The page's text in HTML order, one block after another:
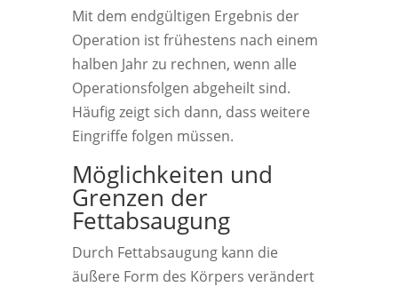
Mit dem endgültigen Ergebnis der
Operation ist frühestens nach einem
halben Jahr zu rechnen, wenn alle
Operationsfolgen abgeheilt sind.
Häufig zeigt sich dann, dass weitere
Eingriffe folgen müssen.
Möglichkeiten und
Grenzen der
Fettabsaugung
Durch Fettabsaugung kann die
äußere Form des Körpers verändert